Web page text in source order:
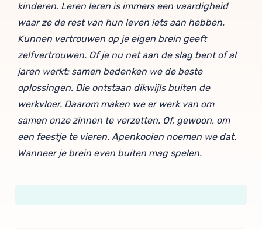
kinderen. Leren leren is immers een vaardigheid
waar ze de rest van hun leven iets aan hebben.
Kunnen vertrouwen op je eigen brein geeft
zelfvertrouwen. Of je nu net aan de slag bent of al
jaren werkt: samen bedenken we de beste
oplossingen. Die ontstaan dikwijls buiten de
werkvloer. Daarom maken we er werk van om
samen onze zinnen te verzetten. Of, gewoon, om
een feestje te vieren. Apenkooien noemen we dat.
Wanneer je brein even buiten mag spelen.